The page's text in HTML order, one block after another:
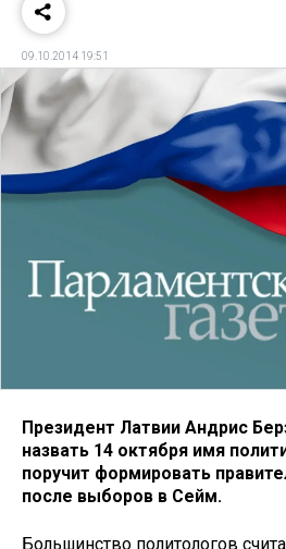
09.10.2014 19:51
Президент Латвии Андрис
назвать 14 октября имя
поручит формировать
после выборов в Сейм.
Большинство политологов